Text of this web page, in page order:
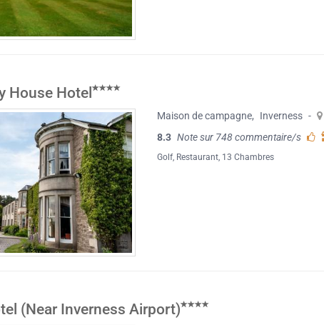
House Hotel
Maison de campagne, Inverness -
8.3 Note sur 748 commentaire/s
Golf Restaurant , 13 Chambres
(Near Inverness Airport)